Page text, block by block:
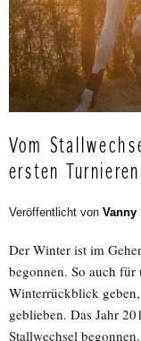
Vom
ersten Turnieren
Veröffentlicht von Vanny
Der Winter ist im
begonnen. So auch
Winterrückblick
geblieben. Das Jahr
Stallwechsel